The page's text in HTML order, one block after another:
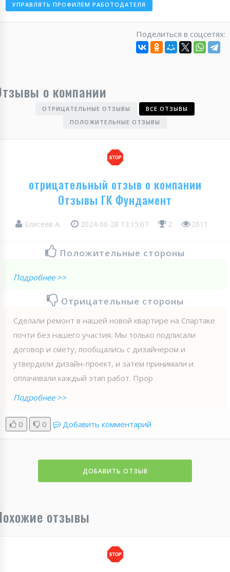
УПРАВЛЯТЬ ПРОФИЛЕМ РАБОТОДАТЕЛЯ
Поделиться в соцсетях:
о компании
ОТРИЦАТЕЛЬНЫЕ ОТЗЫВЫ
ВСЕ ОТЗЫВЫ
ПОЛОЖИТЕЛЬНЫЕ ОТЗЫВЫ
отрицательный отзыв о компании
Отзывы ГК Фундамент
Елисеев А. 2024-06-28 13:15:07 2 2611
Положительные стороны
Подробнее >>
Отрицательные стороны
Сделали ремонт в нашей новой квартире на Спартаке
почти без нашего участия. Мы только подписали
договор и смету, пообщались с дизайнером и
утвердили дизайн-проект, и затем принимали и
оплачивали каждый этап работ. Прор
Подробнее >>
0 0 Добавить комментарий
ДОБАВИТЬ ОТЗЫВ
отзывы